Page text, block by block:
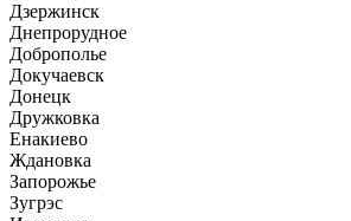
Дзержинск
Днепрорудное
Доброполье
Докучаевск
Донецк
Дружковка
Енакиево
Ждановка
Запорожье
Зугрэс